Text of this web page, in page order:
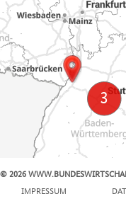
© 2026
IMPRESSUM